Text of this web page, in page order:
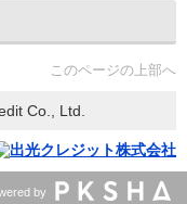
このページの上部へ
by